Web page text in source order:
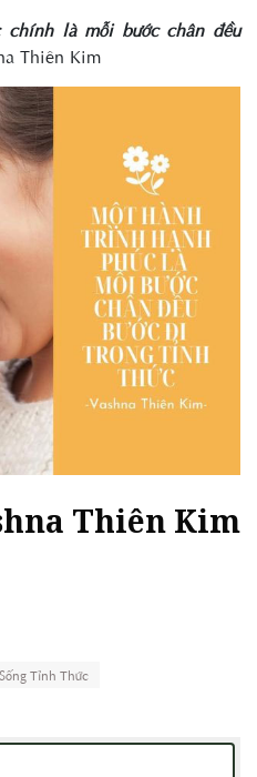
là mỗi bước chân đều
Thiên Kim
Thiên Kim
Sống Tỉnh Thức